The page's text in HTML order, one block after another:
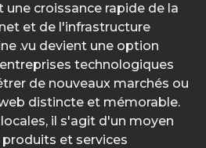
une croissance rapide de la
et de l'infrastructure
.vu devient une option
technologiques
de nouveaux marchés ou
distincte et mémorable.
il s'agit d'un moyen
et services